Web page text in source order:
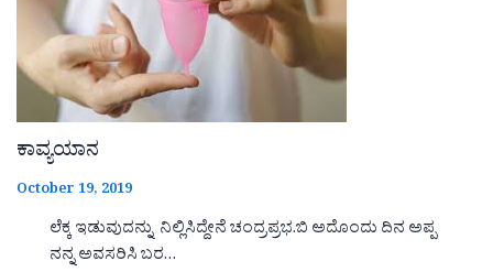
ಕಾವ್ಯಯಾನ
October 19, 2019
ಲೆಕ್ಕ ಇಡುವುದನ್ನು ನಿಲ್ಲಿಸಿದ್ದೇನೆ ಚಂದ್ರಪ್ರಭ.ಬಿ ಅದೊಂದು ದಿನ ಅಪ್ಪ
ನನ್ನ ಅವಸರಿಸಿ ಬರ…